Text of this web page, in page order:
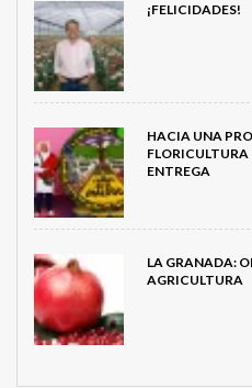
¡FELICIDADES!
HACIA UNA
FLORICULTURA
ENTREGA
LA GRANADA:
AGRICULTURA